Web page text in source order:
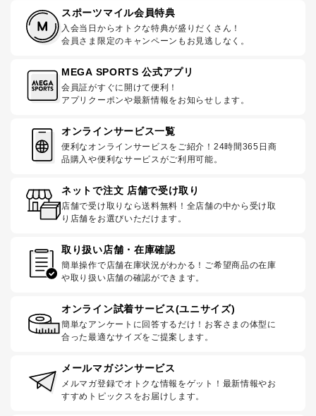
スポーツマイル会員特典
入会当日からオトクな特典が盛りだくさん！
会員さま限定のキャンペーンもお見逃しなく。
MEGA SPORTS 公式アプリ
会員証がすぐに開けて便利！
アプリクーポンや最新情報をお知らせします。
オンラインサービス一覧
便利なオンラインサービスをご紹介！24時間365日商
品購入や便利なサービスがご利用可能。
ネットで注文 店舗で受け取り
店舗で受け取りなら送料無料！全店舗の中から受け取
り店舗をお選びいただけます。
取り扱い店舗・在庫確認
簡単操作で店舗在庫状況がわかる！ご希望商品の在庫
や取り扱い店舗の確認ができます。
オンライン試着サービス(ユニサイズ)
簡単なアンケートに回答するだけ！お客さまの体型に
合った最適なサイズをご提案します。
メールマガジンサービス
メルマガ登録でオトクな情報をゲット！最新情報やお
すすめトピックスをお届けします。